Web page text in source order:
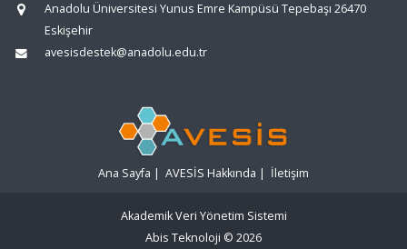
Anadolu Üniversitesi Yunus Emre Kampüsü Tepebaşı 26470
Eskişehir
avesisdestek@anadolu.edu.tr
Ana Sayfa | AVESİS Hakkında | İletişim
Akademik Veri Yönetim Sistemi
Abis Teknoloji © 2026